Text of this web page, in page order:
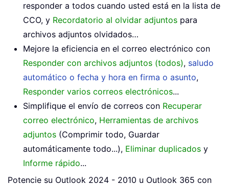
responder a todos cuando usted está en la lista de
CCO, y Recordatorio al olvidar adjuntos para
archivos adjuntos olvidados…
Mejore la eficiencia en el correo electrónico con
Responder con archivos adjuntos (todos), saludo
automático o fecha y hora en firma o asunto,
Responder varios correos electrónicos...
Simplifique el envío de correos con Recuperar
correo electrónico, Herramientas de archivos
adjuntos (Comprimir todo, Guardar
automáticamente todo...), Eliminar duplicados y
Informe rápido...
Potencie su Outlook 2024 - 2010 u Outlook 365 con